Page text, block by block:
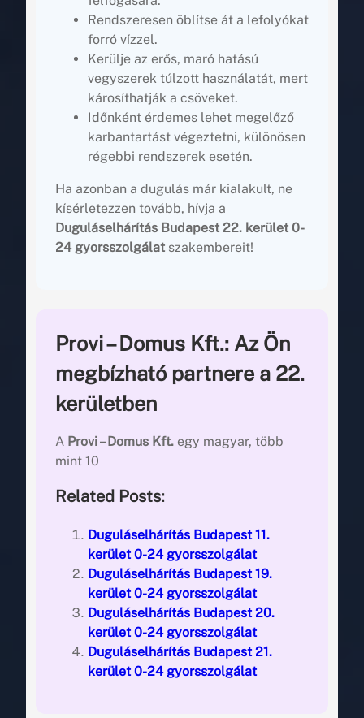
Rendszeresen öblítse át a lefolyókat
forró vízzel.
Kerülje az erős, maró hatású
vegyszerek túlzott használatát, mert
károsíthatják a csöveket.
Időnként érdemes lehet megelőző
karbantartást végeztetni, különösen
régebbi rendszerek esetén.
Ha azonban a dugulás már kialakult, ne
kísérletezzen tovább, hívja a
Duguláselhárítás Budapest 22. kerület 0-
24 gyorsszolgálat szakembereit!
Provi – Domus Kft.: Az Ön
megbízható partnere a 22.
kerületben
A Provi – Domus Kft. egy magyar, több
mint 10
Related Posts:
Duguláselhárítás Budapest 11.
kerület 0-24 gyorsszolgálat
Duguláselhárítás Budapest 19.
kerület 0-24 gyorsszolgálat
Duguláselhárítás Budapest 20.
kerület 0-24 gyorsszolgálat
Duguláselhárítás Budapest 21.
kerület 0-24 gyorsszolgálat